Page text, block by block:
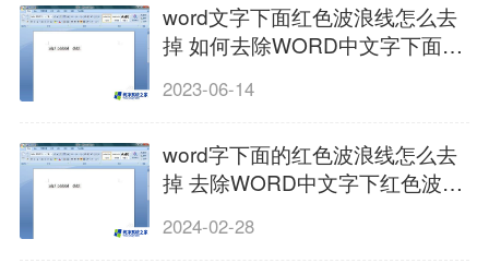
word文字下面红色波浪线怎么去
掉 如何去除WORD中文字下面的
2023-06-14
word字下面的红色波浪线怎么去
掉 去除WORD中文字下红色波浪
2024-02-28